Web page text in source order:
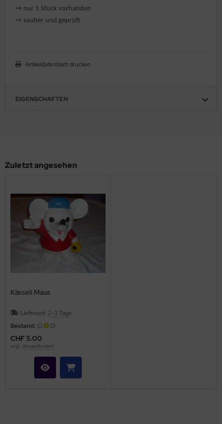
⇒ nur 1 Stück vorhanden
⇒ sauber und geprüft
Artikeldatenblatt drucken
EIGENSCHAFTEN
Zuletzt angesehen
Kässeli Maus
Lieferzeit: 2-3 Tage
Bestand:
CHF 5.00
zzgl. Versandkosten